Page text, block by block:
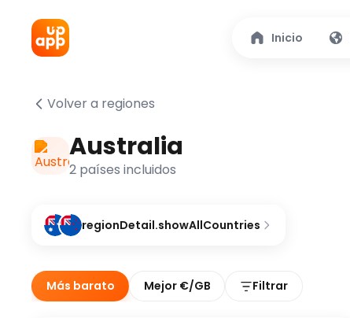
Inicio
Volver a regiones
Australia
2 países incluidos
regionDetail.showAllCountries
Más barato Mejor €/GB Filtrar